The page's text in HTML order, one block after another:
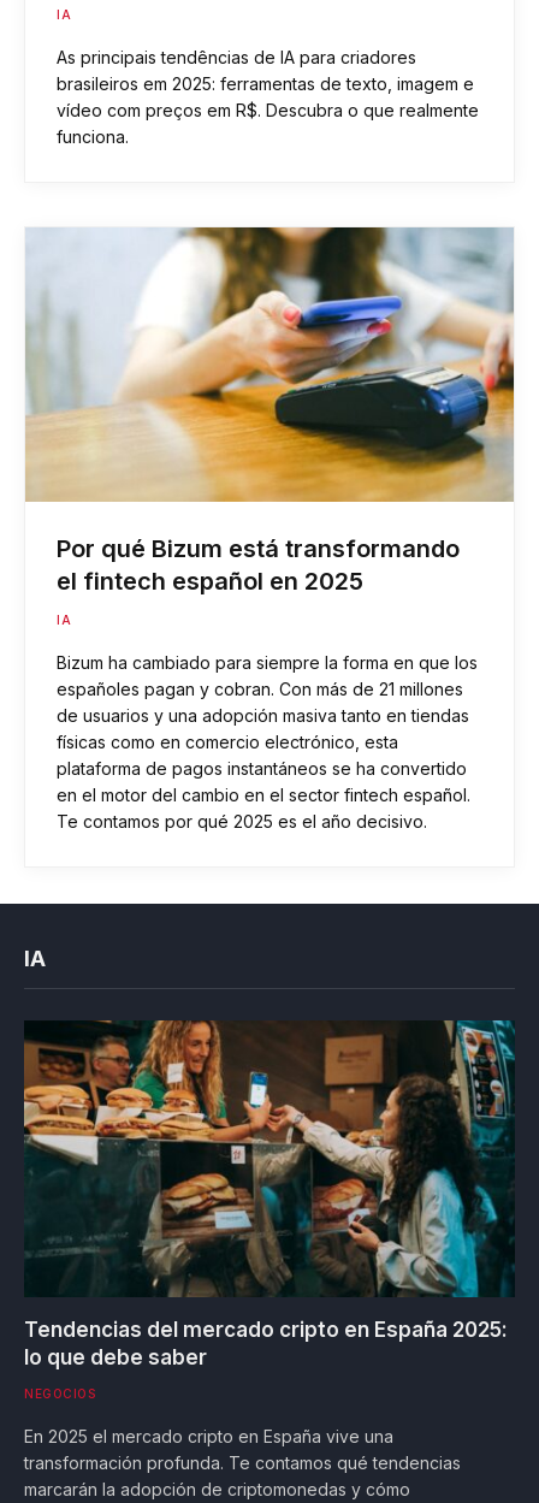
IA
As principais tendências de IA para criadores
brasileiros em 2025: ferramentas de texto, imagem e
vídeo com preços em R$. Descubra o que realmente
funciona.
Por qué Bizum está transformando
el fintech español en 2025
IA
Bizum ha cambiado para siempre la forma en que los
españoles pagan y cobran. Con más de 21 millones
de usuarios y una adopción masiva tanto en tiendas
físicas como en comercio electrónico, esta
plataforma de pagos instantáneos se ha convertido
en el motor del cambio en el sector fintech español.
Te contamos por qué 2025 es el año decisivo.
IA
Tendencias del mercado cripto en España 2025:
lo que debe saber
NEGOCIOS
En 2025 el mercado cripto en España vive una
transformación profunda. Te contamos qué tendencias
marcarán la adopción de criptomonedas y cómo